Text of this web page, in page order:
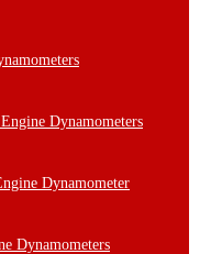
Dynamometers
Dynamometer
Dynamometers